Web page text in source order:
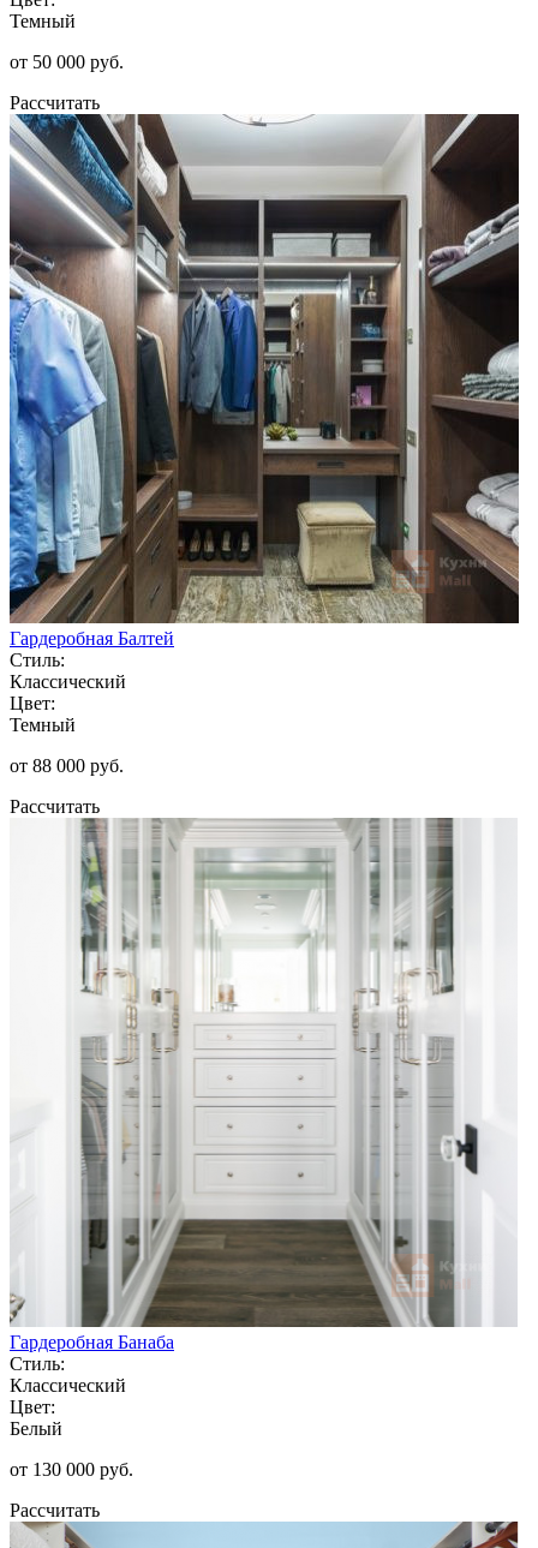
Темный
от 50 000 руб.
Рассчитать
Гардеробная Балтей
Стиль:
Классический
Цвет:
Темный
от 88 000 руб.
Рассчитать
Гардеробная Банаба
Стиль:
Классический
Цвет:
Белый
от 130 000 руб.
Рассчитать